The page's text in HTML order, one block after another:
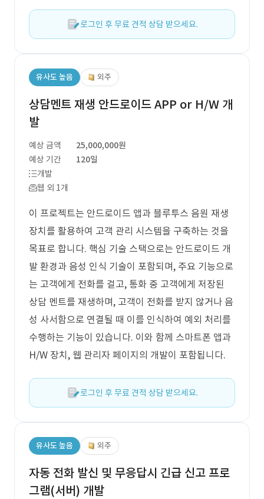
로그인 후 무료 견적 상담 받으세요.
유사도 높음 외주
상담멘트 재생 안드로이드 APP or H/W 개
발
예상 금액
25,000,000원
예상 기간
120일
개발
웹 외 1개
이 프로젝트는 안드로이드 앱과 블루투스 음원 재생
장치를 활용하여 고객 관리 시스템을 구축하는 것을
목표로 합니다. 핵심 기술 스택으로는 안드로이드 개
발 환경과 음성 인식 기술이 포함되며, 주요 기능으로
는 고객에게 전화를 걸고, 통화 중 고객에게 저장된
상담 멘트를 재생하며, 고객이 전화를 받지 않거나 음
성 사서함으로 연결될 때 이를 인식하여 예외 처리를
수행하는 기능이 있습니다. 이와 함께 스마트폰 앱과
H/W 장치, 웹 관리자 페이지의 개발이 포함됩니다.
로그인 후 무료 견적 상담 받으세요.
유사도 높음 외주
자동 전화 발신 및 무응답시 긴급 신고 프로
그램(서버) 개발